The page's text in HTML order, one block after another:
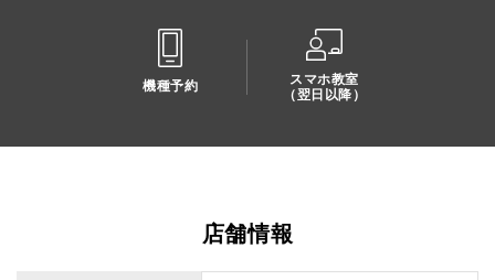
機種予約
スマホ教室
（翌日以降）
店舗情報